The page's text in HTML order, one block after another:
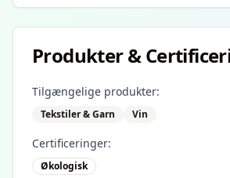
Produkter &
Tilgængelige produkter:
Tekstiler & Garn Vin
Certificeringer:
Økologisk